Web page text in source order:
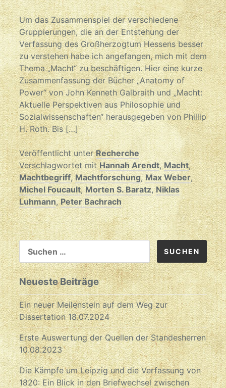
Um das Zusammenspiel der verschiedene
Gruppierungen, die an der Entstehung der
Verfassung des Großherzogtum Hessens besser
zu verstehen habe ich angefangen, mich mit dem
Thema „Macht“ zu beschäftigen. Hier eine kurze
Zusammenfassung der Bücher „Anatomy of
Power“ von John Kenneth Galbraith und „Macht:
Aktuelle Perspektiven aus Philosophie und
Sozialwissenschaften“ herausgegeben von Phillip
H. Roth. Bis […]
Veröffentlicht unterRecherche
Verschlagwortet mitHannah Arendt,Macht,
Machtbegriff,Machtforschung,Max Weber,
Michel Foucault,Morten S. Baratz,Niklas
Luhmann,Peter Bachrach
SUCHEN
NACH:
Neueste Beiträge
Ein neuer Meilenstein auf dem Weg zur
Dissertation 18.07.2024
Erste Auswertung der Quellen der Standesherren
10.08.2023
Die Kämpfe um Leipzig und die Verfassung von
1820: Ein Blick in den Briefwechsel zwischen